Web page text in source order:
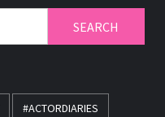
#ACTORDIARIES